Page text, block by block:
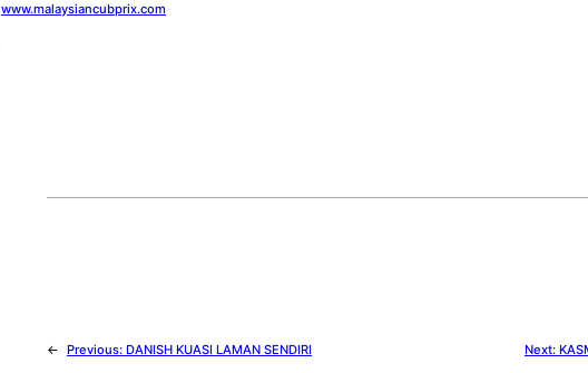
www.malaysiancubprix.com
← Previous: DANISH KUASI LAMAN SENDIRI Next: